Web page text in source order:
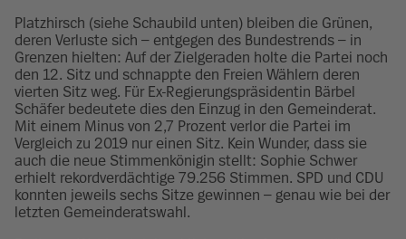
Platzhirsch (siehe Schaubild unten) bleiben die Grünen,
deren Verluste sich – entgegen des Bundestrends – in
Grenzen hielten: Auf der Zielgeraden holte die Partei noch
den 12. Sitz und schnappte den Freien Wählern deren
vierten Sitz weg. Für Ex-Regierungspräsidentin Bärbel
Schäfer bedeutete dies den Einzug in den Gemeinderat.
Mit einem Minus von 2,7 Prozent verlor die Partei im
Vergleich zu 2019 nur einen Sitz. Kein Wunder, dass sie
auch die neue Stimmenkönigin stellt: Sophie Schwer
erhielt rekordverdächtige 79.256 Stimmen. SPD und CDU
konnten jeweils sechs Sitze gewinnen – genau wie bei der
letzten Gemeinderatswahl.